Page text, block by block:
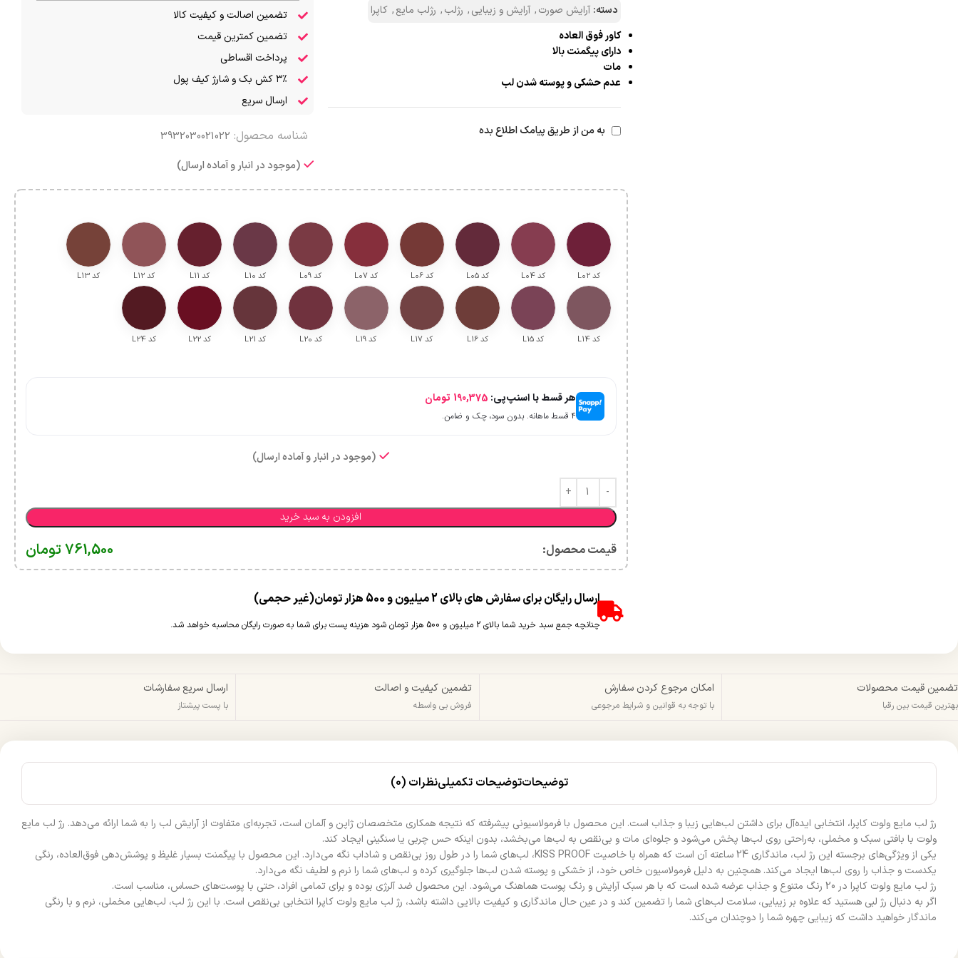
دسته: آرایش صورت, آرایش و زیبایی, رژلب, رژلب مایع, کاپرا
کاور فوق العاده
دارای پیگمنت بالا
مات
عدم حشکی و پوسته شدن لب
به من از طریق پیامک اطلاع بده
تضمین اصالت و کیفیت کالا
تضمین کمترین قیمت
پرداخت اقساطی
۳٪ کش بک و شارژ کیف پول
ارسال سریع
شناسه محصول: 3932030021022
(موجود در انبار و آماده ارسال)
کد L۰۲ کد L۰4 کد L۰5 کد L۰6 کد L۰7 کد L۰9 کد L10 کد L11 کد L12 کد L13
کد L14 کد L15 کد L16 کد L17 کد L19 کد L20 کد L21 کد L22 کد L24
هر قسط با اسنپ‌پی:190,375 تومان
۴ قسط ماهانه. بدون سود، چک و ضامن.
(موجود در انبار و آماده ارسال)
افزودن به سبد خرید
قیمت محصول:​ 761,500تومان
ارسال رایگان برای سفارش های بالای 2 میلیون و 500 هزار تومان(غیر حجمی)
چنانچه جمع سبد خرید شما بالای 2 میلیون و 500 هزار تومان شود هزینه پست برای شما به صورت رایگان محاسبه خواهد شد.
تضمین قیمت محصولات
بهترین قیمت بین رقبا
امکان مرجوع کردن سفارش
با توجه به قوانین و شرایط مرجوعی
تضمین کیفیت و اصالت
فروش بی واسطه
ارسال سریع سفارشات
با پست پیشتاز
توضیحاتتوضیحات تکمیلینظرات (0)
رژ لب مایع ولوت کاپرا، انتخابی ایده‌آل برای داشتن لب‌هایی زیبا و جذاب است. این محصول با فرمولاسیونی پیشرفته که نتیجه همکاری متخصصان ژاپن و آلمان است، تجربه‌ای متفاوت از آرایش لب را به شما ارائه می‌دهد. رژ لب مایع
ولوت با بافتی سبک و مخملی، به‌راحتی روی لب‌ها پخش می‌شود و جلوه‌ای مات و بی‌نقص به لب‌ها می‌بخشد، بدون اینکه حس چربی یا سنگینی ایجاد کند.
یکی از ویژگی‌های برجسته این رژ لب، ماندگاری 24 ساعته آن است که همراه با خاصیت KISS PROOF، لب‌های شما را در طول روز بی‌نقص و شاداب نگه می‌دارد. این محصول با پیگمنت بسیار غلیظ و پوشش‌دهی فوق‌العاده، رنگی
یکدست و جذاب را روی لب‌ها ایجاد می‌کند. همچنین به دلیل فرمولاسیون خاص خود، از خشکی و پوسته شدن لب‌ها جلوگیری کرده و لب‌های شما را نرم و لطیف نگه می‌دارد.
رژ لب مایع ولوت کاپرا در 20 رنگ متنوع و جذاب عرضه شده است که با هر سبک آرایش و رنگ پوست هماهنگ می‌شود. این محصول ضد آلرژی بوده و برای تمامی افراد، حتی با پوست‌های حساس، مناسب است.
اگر به دنبال رژ لبی هستید که علاوه بر زیبایی، سلامت لب‌های شما را تضمین کند و در عین حال ماندگاری و کیفیت بالایی داشته باشد، رژ لب مایع ولوت کاپرا انتخابی بی‌نقص است. با این رژ لب، لب‌هایی مخملی، نرم و با رنگی
ماندگار خواهید داشت که زیبایی چهره شما را دوچندان می‌کند.